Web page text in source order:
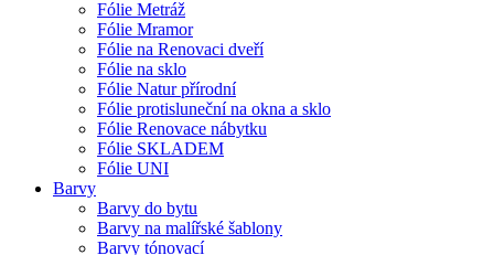
Fólie Metráž
Fólie Mramor
Fólie na Renovaci dveří
Fólie na sklo
Fólie Natur přírodní
Fólie protisluneční na okna a sklo
Fólie Renovace nábytku
Fólie SKLADEM
Fólie UNI
Barvy
Barvy do bytu
Barvy na malířské šablony
Barvy tónovací